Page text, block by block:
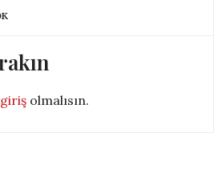
giriş olmalısın.